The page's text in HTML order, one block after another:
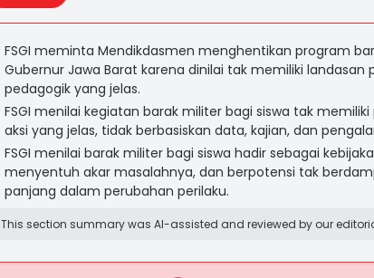
FSGI meminta Mendikdasmen menghentikan program
Gubernur Jawa Barat karena dinilai tak memiliki landasan
pedagogik yang jelas.
FSGI menilai kegiatan barak militer bagi siswa tak
aksi yang jelas, tidak berbasiskan data, kajian, dan
FSGI menilai barak militer bagi siswa hadir sebagai
menyentuh akar masalahnya, dan berpotensi tak
panjang dalam perubahan perilaku.
This section summary was AI-assisted and reviewed by our